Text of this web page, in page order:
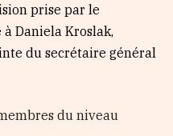
prise par le
Daniela Kroslak,
du secrétaire général
du niveau